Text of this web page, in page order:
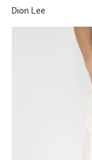
Dion Lee